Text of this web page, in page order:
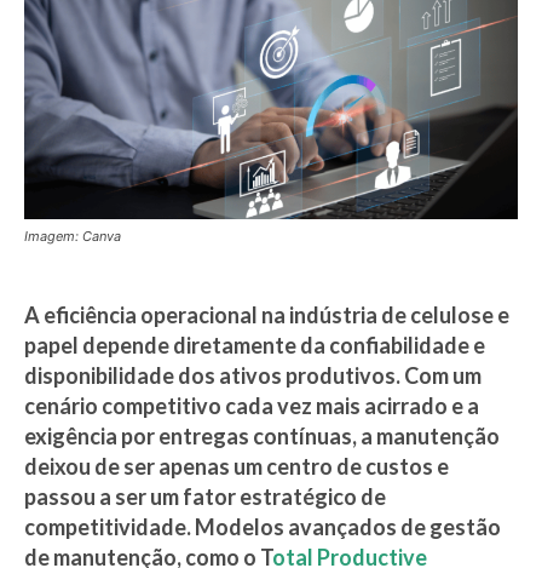
Imagem: Canva
A eficiência operacional na indústria de celulose e
papel depende diretamente da confiabilidade e
disponibilidade dos ativos produtivos. Com um
cenário competitivo cada vez mais acirrado e a
exigência por entregas contínuas, a manutenção
deixou de ser apenas um centro de custos e
passou a ser um fator estratégico de
competitividade. Modelos avançados de gestão
de manutenção, como o Total Productive